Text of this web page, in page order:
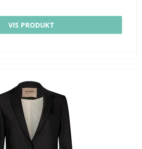
VIS PRODUKT